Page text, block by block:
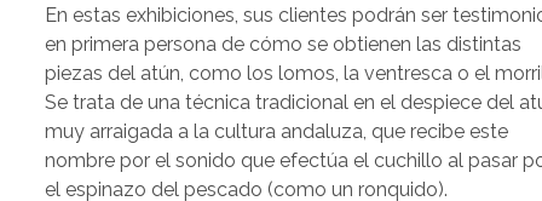
En estas exhibiciones, sus clientes podrán ser
en primera persona de cómo se obtienen las distintas
piezas del atún, como los lomos, la ventresca o el
Se trata de una técnica tradicional en el despiece del
muy arraigada a la cultura andaluza, que recibe este
nombre por el sonido que efectúa el cuchillo al pasar
el espinazo del pescado (como un ronquido).